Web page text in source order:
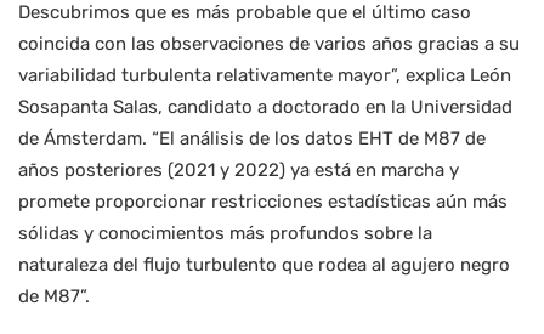
Descubrimos que es más probable que el último caso
coincida con las observaciones de varios años gracias a su
variabilidad turbulenta relativamente mayor”, explica León
Sosapanta Salas, candidato a doctorado en la Universidad
de Ámsterdam. “El análisis de los datos EHT de M87 de
años posteriores (2021 y 2022) ya está en marcha y
promete proporcionar restricciones estadísticas aún más
sólidas y conocimientos más profundos sobre la
naturaleza del flujo turbulento que rodea al agujero negro
de M87”.